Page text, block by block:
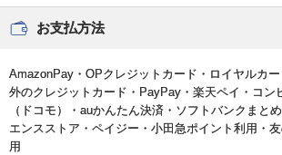
お支払方法
AmazonPay・OPクレジットカード・ロイヤルカ
外のクレジットカード・PayPay・楽天ペイ・コン
（ドコモ）・auかんたん決済・ソフトバンクまと
エンスストア・ペイジー・小田急ポイント利用・
用